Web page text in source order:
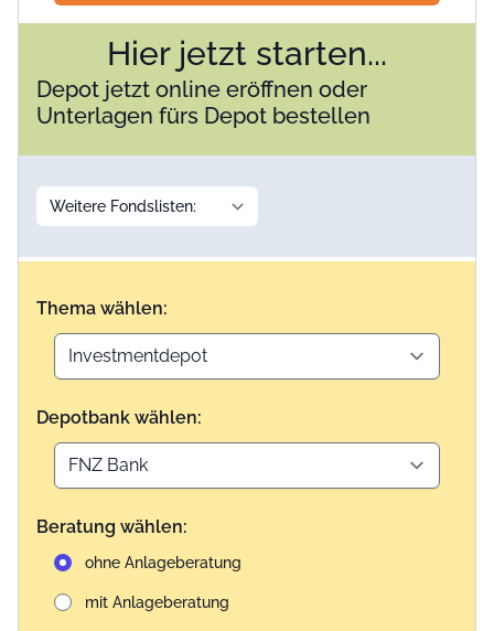
Hier jetzt starten...
Depot jetzt online eröffnen oder
Unterlagen fürs Depot bestellen
Thema wählen:
Depotbank wählen:
Beratung wählen:
ohne Anlageberatung
mit Anlageberatung